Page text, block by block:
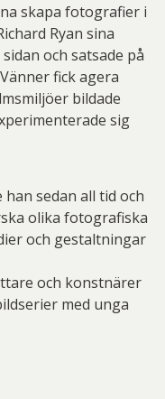
skapa fotografier i
Ryan sina
och satsade på
fick agera
bildade
sig
sedan all tid och
olika fotografiska
och gestaltningar
och konstnärer
med unga